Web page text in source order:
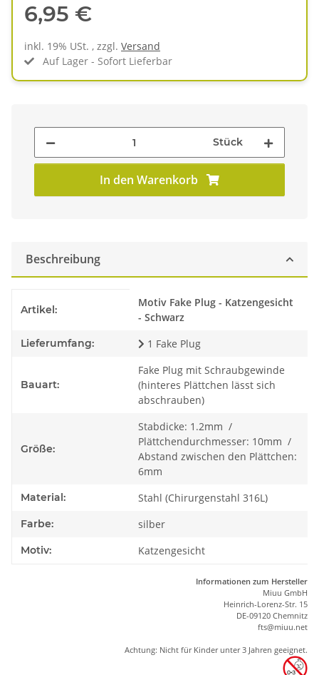
6,95 €
inkl. 19% USt. , zzgl. Versand
Auf Lager - Sofort Lieferbar
Stück
In den Warenkorb
Beschreibung
Artikel:
Motiv Fake Plug - Katzengesicht
- Schwarz
Lieferumfang: 1 Fake Plug
Bauart:
Fake Plug mit Schraubgewinde
(hinteres Plättchen lässt sich
abschrauben)
Größe:
Stabdicke: 1.2mm /
Plättchendurchmesser: 10mm /
Abstand zwischen den Plättchen:
6mm
Material: Stahl (Chirurgenstahl 316L)
Farbe: silber
Motiv: Katzengesicht
Informationen zum Hersteller
Miuu GmbH
Heinrich-Lorenz-Str. 15
DE-09120 Chemnitz
fts@miuu.net
Achtung: Nicht für Kinder unter 3 Jahren geeignet.